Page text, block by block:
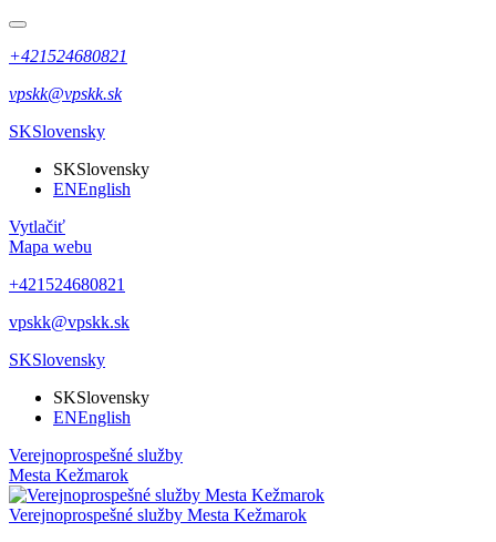
+421524680821
vpskk@vpskk.sk
SKSlovensky
SKSlovensky
ENEnglish
Vytlačiť
Mapa webu
+421524680821
vpskk@vpskk.sk
SKSlovensky
SKSlovensky
ENEnglish
Verejnoprospešné služby
Mesta Kežmarok
Verejnoprospešné služby Mesta Kežmarok